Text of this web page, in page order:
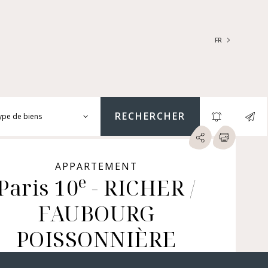
FR
de biens
| HÔTELS
| CHÂTEAUX
(NUE-PROPRIÉTÉ &
IMMEUBLES, LOCAUX
RECHERCHER
APPARTEMENT
10e - RICHER /
FAUBOURG
POISSONNIÈRE